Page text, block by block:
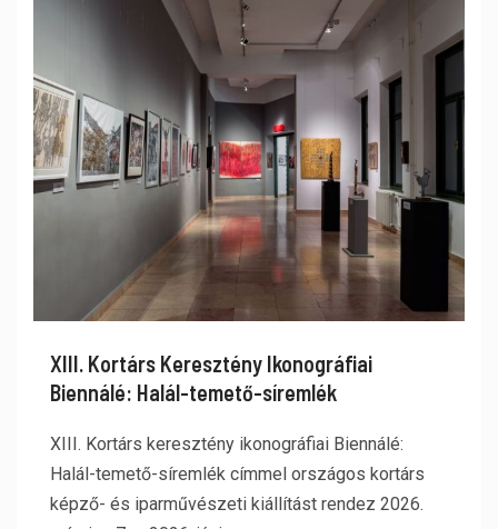
XIII. Kortárs Keresztény Ikonográfiai
Biennálé: Halál-temető-síremlék
XIII. Kortárs keresztény ikonográfiai Biennálé:
Halál-temető-síremlék címmel országos kortárs
képző- és iparművészeti kiállítást rendez 2026.